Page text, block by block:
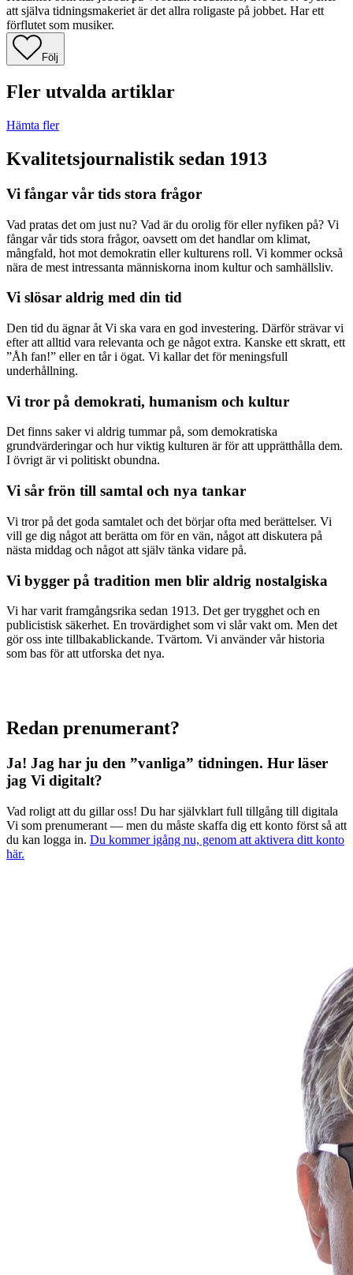
att själva tidningsmakeriet är det allra roligaste på jobbet. Har ett
förflutet som musiker.
Följ
Fler utvalda artiklar
Hämta fler
Kvalitetsjournalistik sedan 1913
Vi fångar vår tids stora frågor
Vad pratas det om just nu? Vad är du orolig för eller nyfiken på? Vi
fångar vår tids stora frågor, oavsett om det handlar om klimat,
mångfald, hot mot demokratin eller kulturens roll. Vi kommer också
nära de mest intressanta människorna inom kultur och samhällsliv.
Vi slösar aldrig med din tid
Den tid du ägnar åt Vi ska vara en god investering. Därför strävar vi
efter att alltid vara relevanta och ge något extra. Kanske ett skratt, ett
”Åh fan!” eller en tår i ögat. Vi kallar det för meningsfull
underhållning.
Vi tror på demokrati, humanism och kultur
Det finns saker vi aldrig tummar på, som demokratiska
grundvärderingar och hur viktig kulturen är för att upprätthålla dem.
I övrigt är vi politiskt obundna.
Vi sår frön till samtal och nya tankar
Vi tror på det goda samtalet och det börjar ofta med berättelser. Vi
vill ge dig något att berätta om för en vän, något att diskutera på
nästa middag och något att själv tänka vidare på.
Vi bygger på tradition men blir aldrig nostalgiska
Vi har varit framgångsrika sedan 1913. Det ger trygghet och en
publicistisk säkerhet. En trovärdighet som vi slår vakt om. Men det
gör oss inte tillbakablickande. Tvärtom. Vi använder vår historia
som bas för att utforska det nya.
Redan prenumerant?
Ja! Jag har ju den ”vanliga” tidningen. Hur läser
jag Vi digitalt?
Vad roligt att du gillar oss! Du har självklart full tillgång till digitala
Vi som prenumerant — men du måste skaffa dig ett konto först så att
du kan logga in. Du kommer igång nu, genom att aktivera ditt konto
här.